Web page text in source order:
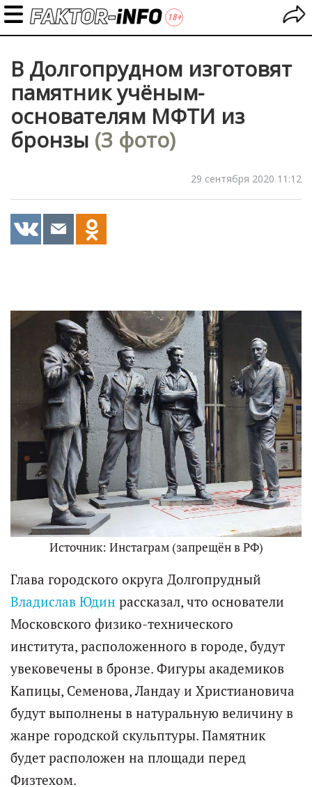
В Долгопрудном изготовят
памятник учёным-
основателям МФТИ из
бронзы (3 фото)
29 сентября 2020 11:12
Источник: Инстаграм (запрещён в РФ)
Глава городского округа Долгопрудный
Владислав Юдин рассказал, что основатели
Московского физико-технического
института, расположенного в городе, будут
увековечены в бронзе. Фигуры академиков
Капицы, Семенова, Ландау и Христиановича
будут выполнены в натуральную величину в
жанре городской скульптуры. Памятник
будет расположен на площади перед
Физтехом.